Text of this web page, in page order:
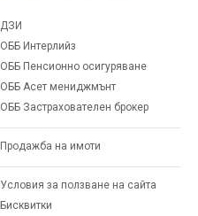
ДЗИ
ОББ Интерлийз
ОББ Пенсионно осигуряване
ОББ Асет мениджмънт
ОББ Застрахователен брокер
Продажба на имоти
Условия за ползване на сайта
Бисквитки